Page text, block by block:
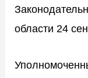
области 24